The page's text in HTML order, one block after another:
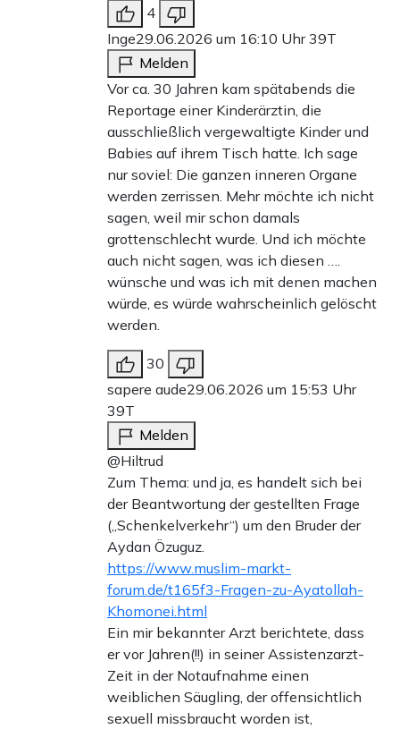
4
Inge29.06.2026 um 16:10 Uhr39T
Melden
Vor ca. 30 Jahren kam spätabends die
Reportage einer Kinderärztin, die
ausschließlich vergewaltigte Kinder und
Babies auf ihrem Tisch hatte. Ich sage
nur soviel: Die ganzen inneren Organe
werden zerrissen. Mehr möchte ich nicht
sagen, weil mir schon damals
grottenschlecht wurde. Und ich möchte
auch nicht sagen, was ich diesen ….
wünsche und was ich mit denen machen
würde, es würde wahrscheinlich gelöscht
werden.
30
sapere aude29.06.2026 um 15:53 Uhr
39T
Melden
@Hiltrud
Zum Thema: und ja, es handelt sich bei
der Beantwortung der gestellten Frage
(„Schenkelverkehr“) um den Bruder der
Aydan Özuguz.
https://www.muslim-markt-
forum.de/t165f3-Fragen-zu-Ayatollah-
Khomonei.html
Ein mir bekannter Arzt berichtete, dass
er vor Jahren(!!) in seiner Assistenzarzt-
Zeit in der Notaufnahme einen
weiblichen Säugling, der offensichtlich
sexuell missbraucht worden ist,